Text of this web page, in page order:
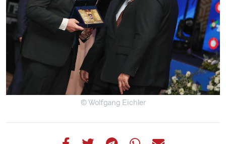
© Wolfgang Eichler